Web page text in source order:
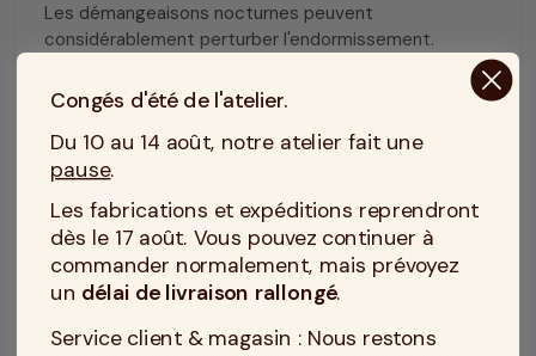
Les démangeaisons nocturnes peuvent
considérablement perturber l'endormissement.
astuces pour les apaiser et favoriser un
réparateur
Il est essentiel de privilégier des textiles naturels
douceur et leur capacité à laisser la peau respirer.
Évitez les tissus synthétiques qui peuvent irriter la
peau. Choisissez des vêtements amples pour dormir
afin de réduire la friction sur la peau. Concernant la
hypoallergéniques, et pensez à les laver
Congés d'été de l'atelier.
Du 10 au 14 août, notre atelier fait une
pause.
Les fabrications et expéditions reprendront
dès le 17 août. Vous pouvez continuer à
commander normalement, mais prévoyez
un délai de livraison rallongé.
Service client & magasin : Nous restons